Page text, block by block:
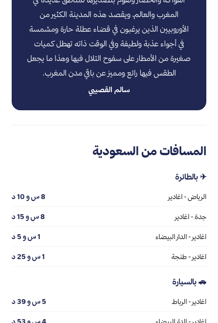
المغرب والعالم، ويقصد هذه المدينة الكثير من
الأوروبيين الذين يرغبون في قضاء عطلة حارة ومشمسة
في أجواء عذبة ولطيفة وفي الوقت ذاته تهطل كميات
صغيرة من الأمطار على سفوح التلال فيها وهذا ما يجعل
الطقس فيها رائع ومميز عن باقي مدن المغرب.
سالم القصيبي
المسافات من السعودية
✈ بالطائرة
الرياض - اغادير 8 س و 10 د
جدة - اغادير 8 س و 15 د
اغادير - الدار البيضاء 1 س و 5 د
اغادير - طنجة 1 س و 25 د
🚗 بالسيارة
اغادير - الرباط 5 س و 39 د